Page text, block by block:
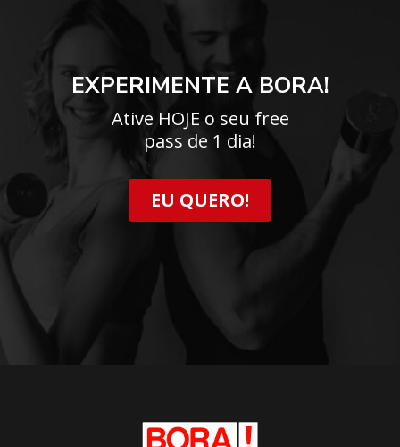
EXPERIMENTE A BORA!
Ative HOJE o seu free
pass de 1 dia!
EU QUERO!